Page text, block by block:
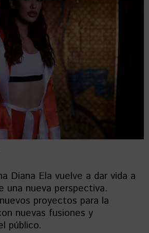
Diana Ela vuelve a dar vida a
una nueva perspectiva.
proyectos para la
nuevas fusiones y
público.